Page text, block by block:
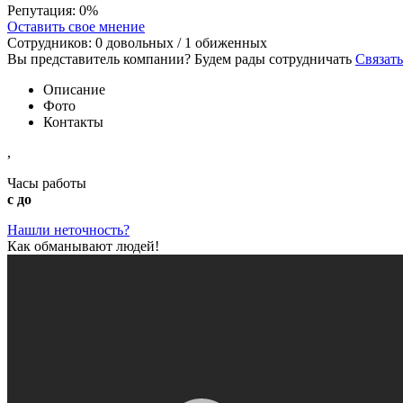
Репутация: 0%
Оставить свое мнение
Сотрудников: 0 довольных / 1 обиженных
Вы представитель компании? Будем рады сотрудничать
Описание
Фото
Контакты
,
Часы работы
с до
Нашли неточность?
Как обманывают людей!